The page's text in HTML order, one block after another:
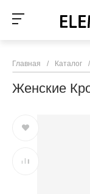
Главная / Каталог /
Женские